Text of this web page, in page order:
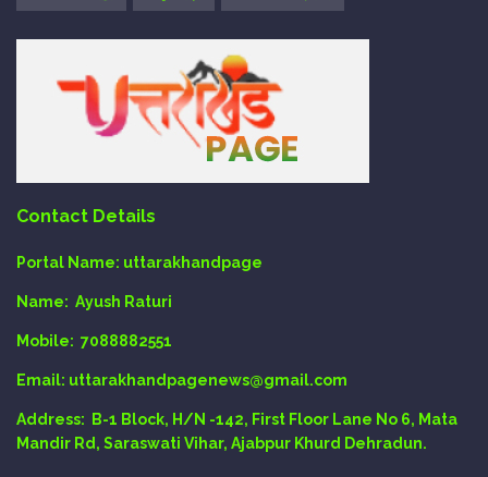
Contact Details
Portal Name: uttarakhandpage
Name: Ayush Raturi
Mobile: 7088882551
Email: uttarakhandpagenews@gmail.com
Address:
B-1 Block, H/N -142, First Floor Lane No 6, Mata
Mandir Rd, Saraswati Vihar, Ajabpur Khurd Dehradun.